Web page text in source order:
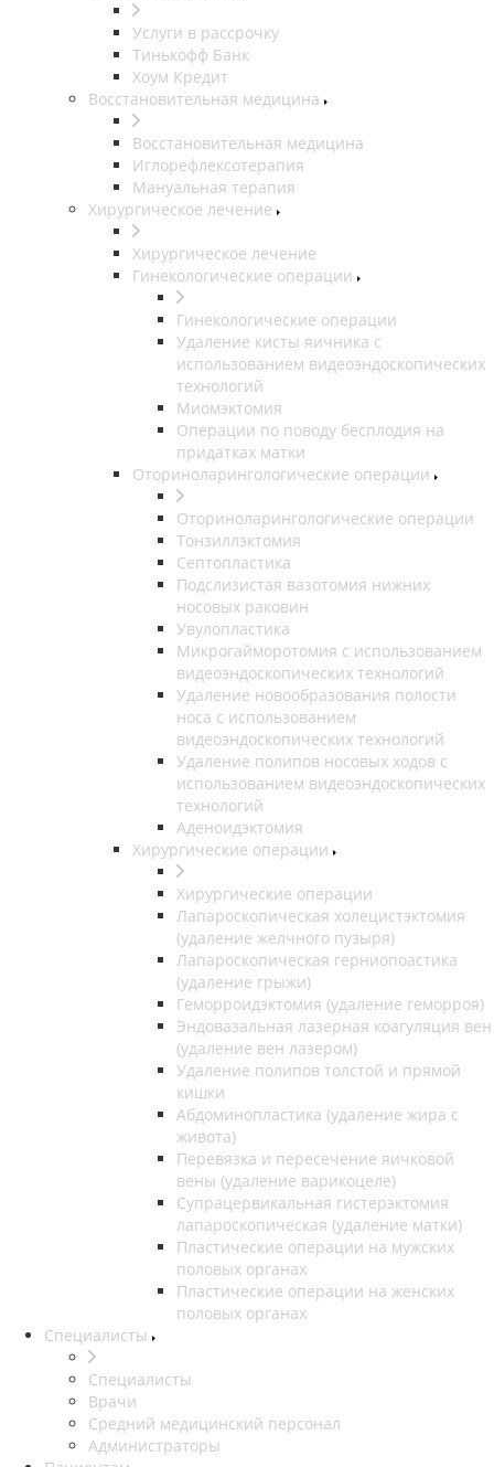
Услуги в рассрочку
Тинькофф Банк
Хоум Кредит
Восстановительная медицина
Восстановительная медицина
Иглорефлексотерапия
Мануальная терапия
Хирургическое лечение
Хирургическое лечение
Гинекологические операции
Гинекологические операции
Удаление кисты яичника с
использованием видеоэндоскопических
технологий
Миомэктомия
Операции по поводу бесплодия на
придатках матки
Оториноларингологические операции
Оториноларингологические операции
Тонзиллэктомия
Септопластика
Подслизистая вазотомия нижних
носовых раковин
Увулопластика
Микрогайморотомия с использованием
видеоэндоскопических технологий
Удаление новообразования полости
носа с использованием
видеоэндоскопических технологий
Удаление полипов носовых ходов с
использованием видеоэндоскопических
технологий
Аденоидэктомия
Хирургические операции
Хирургические операции
Лапароскопическая холецистэктомия
(удаление желчного пузыря)
Лапароскопическая герниопоастика
(удаление грыжи)
Геморроидэктомия (удаление геморроя)
Эндовазальная лазерная коагуляция вен
(удаление вен лазером)
Удаление полипов толстой и прямой
кишки
Абдоминопластика (удаление жира с
живота)
Перевязка и пересечение яичковой
вены (удаление варикоцеле)
Супрацервикальная гистерэктомия
лапароскопическая (удаление матки)
Пластические операции на мужских
половых органах
Пластические операции на женских
половых органах
Специалисты
Специалисты
Врачи
Средний медицинский персонал
Администраторы